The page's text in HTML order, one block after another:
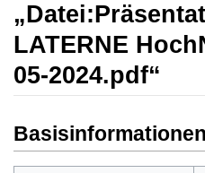
LATERNE
05-2024.pdf“
Basisinformationen